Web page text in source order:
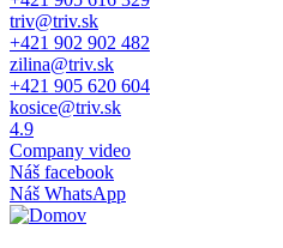
triv@triv.sk
+421 902 902 482
zilina@triv.sk
+421 905 620 604
kosice@triv.sk
4.9
Company video
Náš facebook
Náš WhatsApp